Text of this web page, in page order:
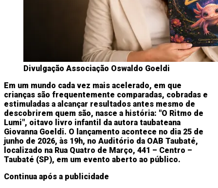
Divulgação Associação Oswaldo Goeldi
Em um mundo cada vez mais acelerado, em que
crianças são frequentemente comparadas, cobradas e
estimuladas a alcançar resultados antes mesmo de
descobrirem quem são, nasce a história: "O Ritmo de
Lumi", oitavo livro infantil da autora taubateana
Giovanna Goeldi. O lançamento acontece no dia 25 de
junho de 2026, às 19h, no Auditório da OAB Taubaté,
localizado na Rua Quatro de Março, 441 – Centro –
Taubaté (SP), em um evento aberto ao público.
Continua após a publicidade